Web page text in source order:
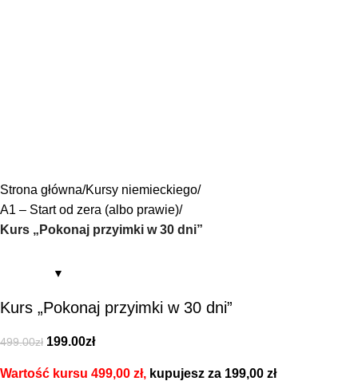
Strona główna Kursy niemieckiego
A1 – Start od zera (albo prawie)
Kurs „Pokonaj przyimki w 30 dni”
Kurs „Pokonaj przyimki w 30 dni”
499.00zł 199.00zł
Wartość kursu 499,00 zł, kupujesz za 199,00 zł